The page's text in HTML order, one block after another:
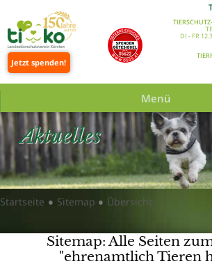
Jetzt spenden!
DI - FR
Menü
Aktuelles
Startseite ● Sitemap ● Übersicht
Sitemap: Alle Seiten
"ehrenamtlich Tieren